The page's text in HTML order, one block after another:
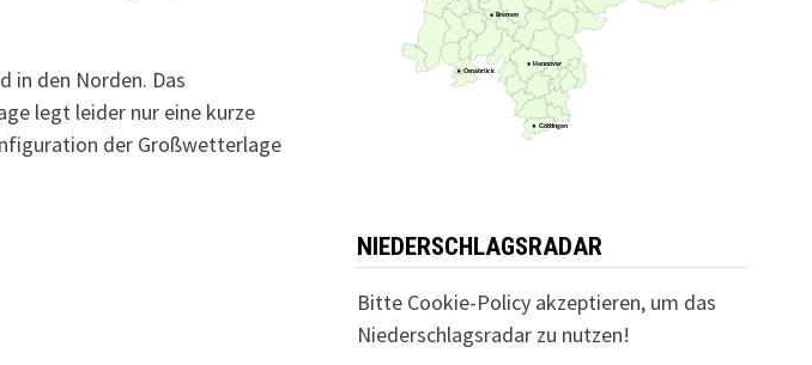
in den Norden. Das
legt leider nur eine kurze
der Großwetterlage
Hannover
Bremen
Osnabrück
Göttingen
NIEDERSCHLAGSRADAR
Bitte Cookie-Policy akzeptieren, um das
Niederschlagsradar zu nutzen!